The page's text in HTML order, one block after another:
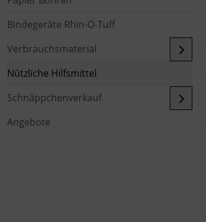
Bindegeräte Rhin-O-Tuff
Verbrauchsmaterial
Nützliche Hilfsmittel
Schnäppchenverkauf
Angebote